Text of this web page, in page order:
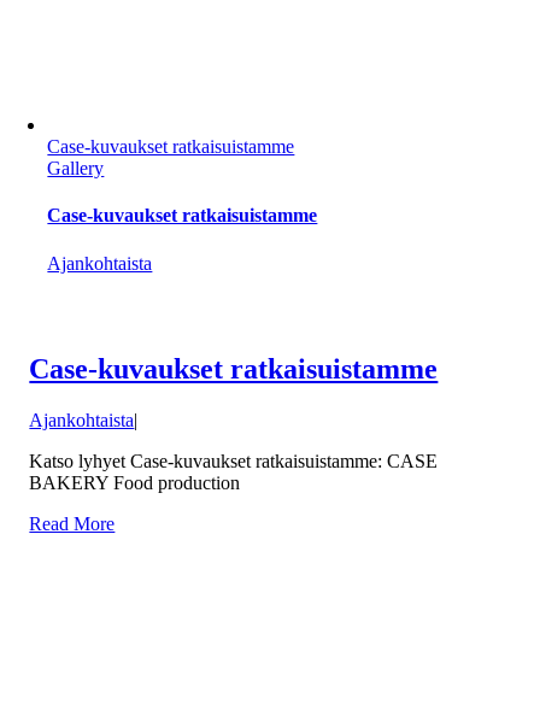
Case-kuvaukset ratkaisuistamme
Gallery
Case-kuvaukset ratkaisuistamme
Ajankohtaista
Case-kuvaukset ratkaisuistamme
Ajankohtaista|
Katso lyhyet Case-kuvaukset ratkaisuistamme: CASE
BAKERY Food production
Read More